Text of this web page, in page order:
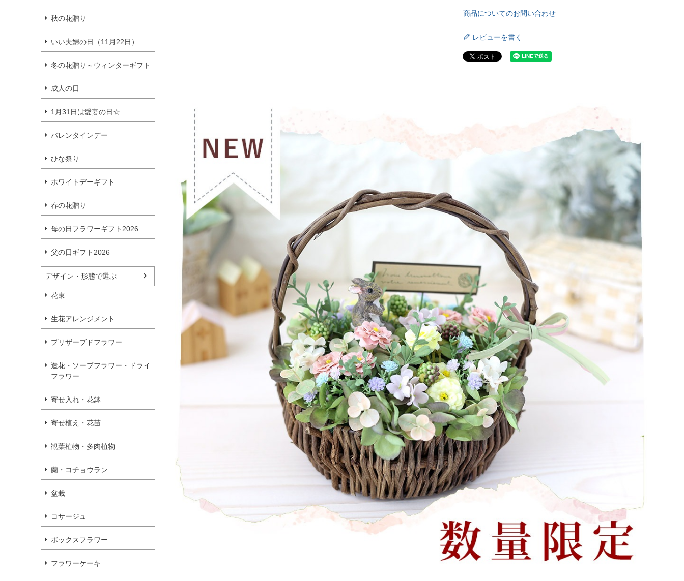
秋の花贈り
いい夫婦の日（11月22日）
冬の花贈り～ウィンターギフト
成人の日
1月31日は愛妻の日☆
バレンタインデー
ひな祭り
ホワイトデーギフト
春の花贈り
母の日フラワーギフト2026
父の日ギフト2026
デザイン・形態で選ぶ
花束
生花アレンジメント
プリザーブドフラワー
造花・ソープフラワー・ドライ
フラワー
寄せ入れ・花鉢
寄せ植え・花苗
観葉植物・多肉植物
蘭・コチョウラン
盆栽
コサージュ
ボックスフラワー
フラワーケーキ
商品についてのお問い合わせ
レビューを書く